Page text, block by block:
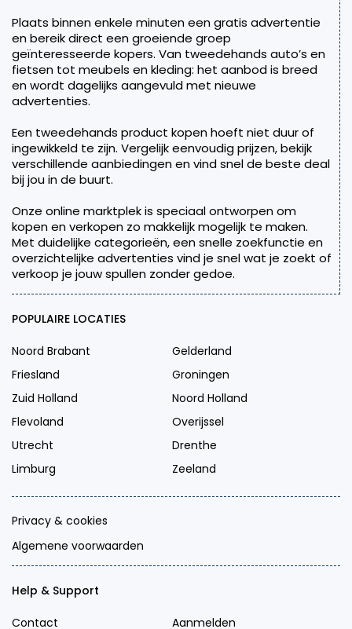
Plaats binnen enkele minuten een gratis advertentie
en bereik direct een groeiende groep
geïnteresseerde kopers. Van tweedehands auto’s en
fietsen tot meubels en kleding: het aanbod is breed
en wordt dagelijks aangevuld met nieuwe
advertenties.
Een tweedehands product kopen hoeft niet duur of
ingewikkeld te zijn. Vergelijk eenvoudig prijzen, bekijk
verschillende aanbiedingen en vind snel de beste deal
bij jou in de buurt.
Onze online marktplek is speciaal ontworpen om
kopen en verkopen zo makkelijk mogelijk te maken.
Met duidelijke categorieën, een snelle zoekfunctie en
overzichtelijke advertenties vind je snel wat je zoekt of
verkoop je jouw spullen zonder gedoe.
POPULAIRE LOCATIES
Noord Brabant
Gelderland
Friesland
Groningen
Zuid Holland
Noord Holland
Flevoland
Overijssel
Utrecht
Drenthe
Limburg
Zeeland
Privacy & cookies
Algemene voorwaarden
Help & Support
Contact Aanmelden